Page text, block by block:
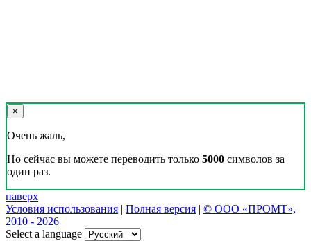
×
Очень жаль,
Но сейчас вы можете переводить только 5000 символов за
один раз.
наверх
Условия использования | Полная версия | © ООО «ПРОМТ»,
2010 - 2026
Select a language